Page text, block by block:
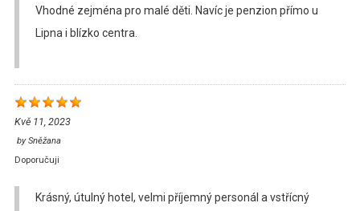
Vhodné zejména pro malé děti. Navíc je penzion přímo u
Lipna i blízko centra.
Kvě 11, 2023
bySněžana
Doporučuji
Krásný, útulný hotel, velmi příjemný personál a vstřícný